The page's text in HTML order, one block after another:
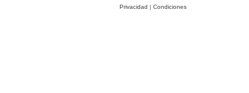
Privacidad | Condiciones